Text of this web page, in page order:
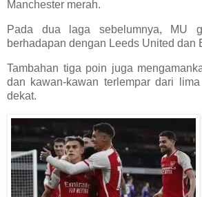
Manchester merah.
Pada dua laga sebelumnya, MU
berhadapan dengan Leeds United dan
Tambahan tiga poin juga
dan kawan-kawan terlempar dari
dekat.